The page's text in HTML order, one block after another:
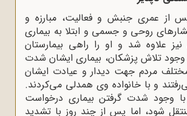
1343 پس از عمری جنبش و فعالیت، مبارزه و
روحی و جسمی و ابتلا به بیماری
نیز علاوه شد و او را راهی بیمارستان
وجود تلاش پزشکان، بیماری ایشان شدت
مردم جهت دیدار و عیادت ایشان
و با خانواده وی همدلی می‌کردند.
با وجود شدت گرفتن بیماری درخواست
شود، اما پس از چند روز با تشدید